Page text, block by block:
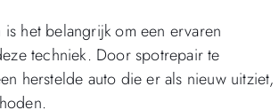
het belangrijk om een ervaren
techniek. Door spotrepair te
herstelde auto die er als nieuw uitziet,